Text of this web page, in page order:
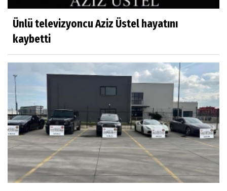
Ünlü televizyoncu Aziz Üstel hayatını
kaybetti